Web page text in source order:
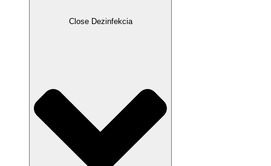
Close Dezinfekcia